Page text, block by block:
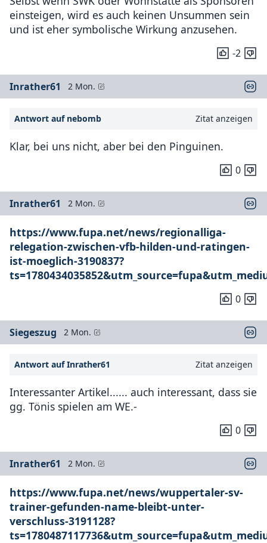
einsteigen, wird es auch keinen Unsummen sein
und ist eher symbolische Wirkung anzusehen.
-2
Inrather61 2 Mon.
Antwort auf nebomb Zitat anzeigen
Klar, bei uns nicht, aber bei den Pinguinen.
0
Inrather61 2 Mon.
https://www.fupa.net/news/regionalliga-
relegation-zwischen-vfb-hilden-und-ratingen-
ist-moeglich-3190837?
0
Siegeszug 2 Mon.
Antwort auf Inrather61 Zitat anzeigen
Interessanter Artikel...... auch interessant, dass sie
gg. Tönis spielen am WE.-
0
Inrather61 2 Mon.
https://www.fupa.net/news/wuppertaler-sv-
trainer-gefunden-name-bleibt-unter-
verschluss-3191128?